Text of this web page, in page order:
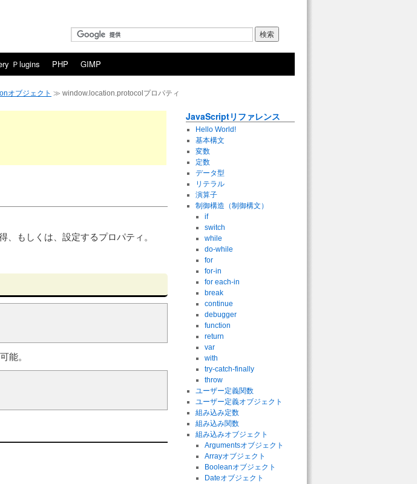
Ｐlugins PHP GIMP
オブジェクト ≫ window.location.protocolプロパティ
、もしくは、設定するプロパティ。
能。
JavaScriptリファレンス
Hello World!
基本構文
変数
定数
データ型
リテラル
演算子
制御構造（制御構文）
if
switch
while
do-while
for
for-in
for each-in
break
continue
debugger
function
return
var
with
try-catch-finally
throw
ユーザー定義関数
ユーザー定義オブジェクト
組み込み定数
組み込み関数
組み込みオブジェクト
Argumentsオブジェクト
Arrayオブジェクト
Booleanオブジェクト
Dateオブジェクト